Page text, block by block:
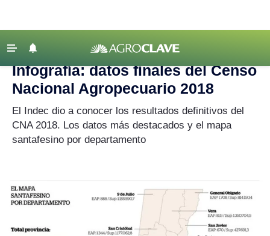
Agricultura
Lechería
Tecnología
Agenda
Regionales
Clima
‹ VOLVER
Agroclave Censo Agropecuario
Infografía: datos finales del Censo
Nacional Agropecuario 2018
El Indec dio a conocer los resultados definitivos del
CNA 2018. Los datos más destacados y el mapa
santafesino por departamento